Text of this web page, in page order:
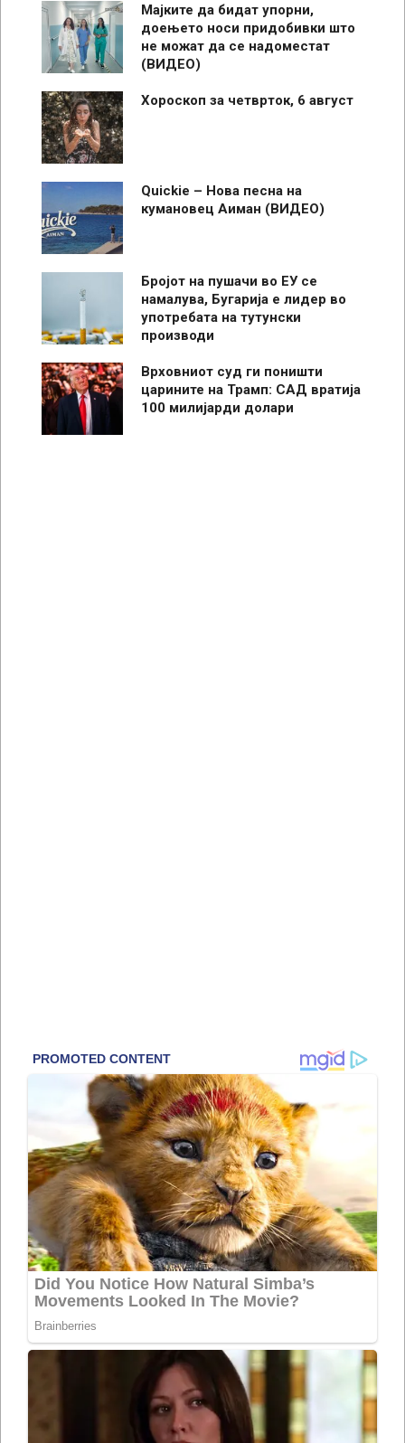
Мајките да бидат упорни,
доењето носи придобивки што
не можат да се надоместат
(ВИДЕО)
Хороскоп за четврток, 6 август
Quickie – Нова песна на
кумановец Аиман (ВИДЕО)
Бројот на пушачи во ЕУ се
намалува, Бугарија е лидер во
употребата на тутунски
производи
Врховниот суд ги поништи
царините на Трамп: САД вратија
100 милијарди долари